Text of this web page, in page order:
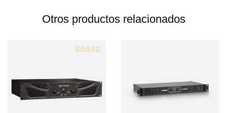
Otros productos relacionados